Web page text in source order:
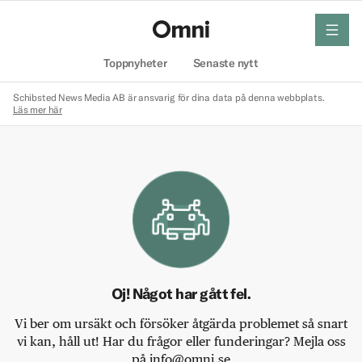
Toppnyheter Senaste nytt
meny
Schibsted News Media AB är ansvarig för dina data på denna webbplats.
Läs mer här
Oj! Något har gått fel.
Vi ber om ursäkt och försöker åtgärda problemet så snart
vi kan, håll ut! Har du frågor eller funderingar? Mejla oss